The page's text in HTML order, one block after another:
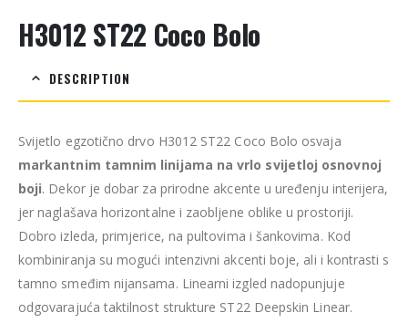
H3012 ST22 Coco Bolo
DESCRIPTION
Svijetlo egzotično drvo H3012 ST22 Coco Bolo osvaja
markantnim tamnim linijama na vrlo svijetloj osnovnoj
boji. Dekor je dobar za prirodne akcente u uređenju interijera,
jer naglašava horizontalne i zaobljene oblike u prostoriji.
Dobro izleda, primjerice, na pultovima i šankovima. Kod
kombiniranja su mogući intenzivni akcenti boje, ali i kontrasti s
tamno smeđim nijansama. Linearni izgled nadopunjuje
odgovarajuća taktilnost strukture ST22 Deepskin Linear.